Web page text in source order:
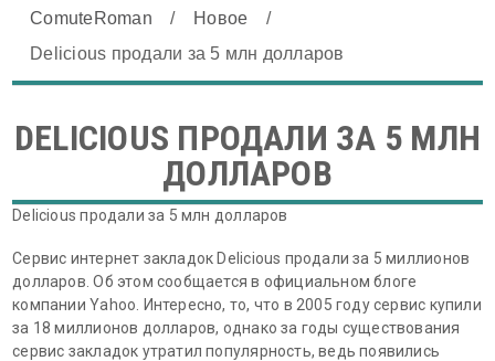
ComuteRoman / Новое
/
Delicious продали за 5 млн долларов
DELICIOUS ПРОДАЛИ ЗА 5 МЛН
ДОЛЛАРОВ
Delicious продали за 5 млн долларов
Сервис интернет закладок Delicious продали за 5 миллионов
долларов. Об этом сообщается в официальном блоге
компании Yahoo. Интересно, то, что в 2005 году сервис купили
за 18 миллионов долларов, однако за годы существования
сервис закладок утратил популярность, ведь появились